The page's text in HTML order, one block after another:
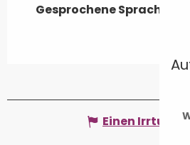
Gesprochene Sprachen
Gesprochene Sprachen
Einen Irrtum